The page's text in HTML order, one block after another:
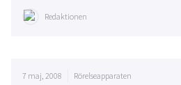
Redaktionen
7 maj, 2008 Rörelseapparaten